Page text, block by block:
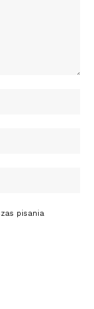
pisania